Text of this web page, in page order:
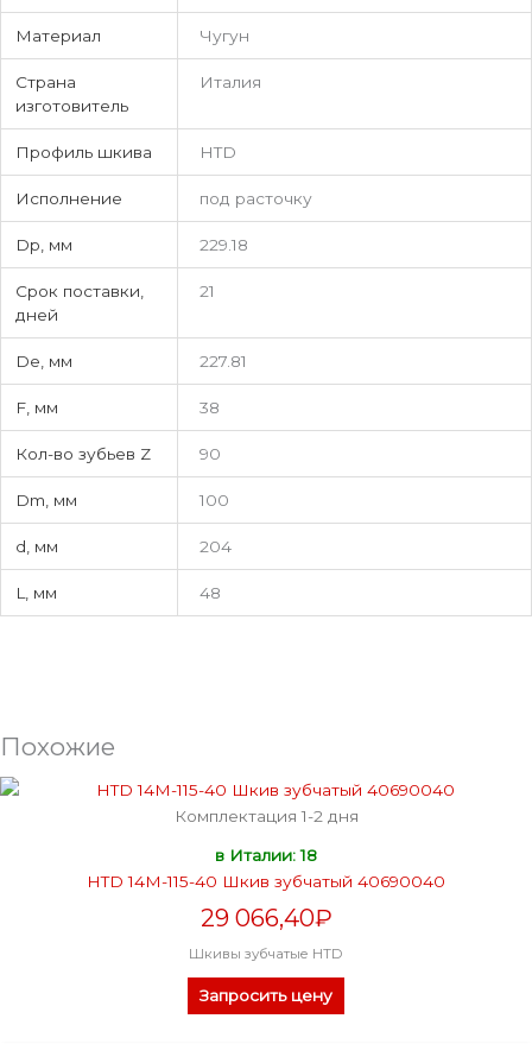
Материал Чугун
Страна
изготовитель
Италия
Профиль шкива HTD
Исполнение под расточку
Dp, мм 229.18
Срок поставки,
дней
21
De, мм 227.81
F, мм 38
Кол-во зубьев Z 90
Dm, мм 100
d, мм 204
L, мм 48
Похожие
Комплектация 1-2 дня
в Италии: 18
HTD 14M-115-40 Шкив зубчатый 40690040
29 066,40₽
Шкивы зубчатые HTD
Запросить цену